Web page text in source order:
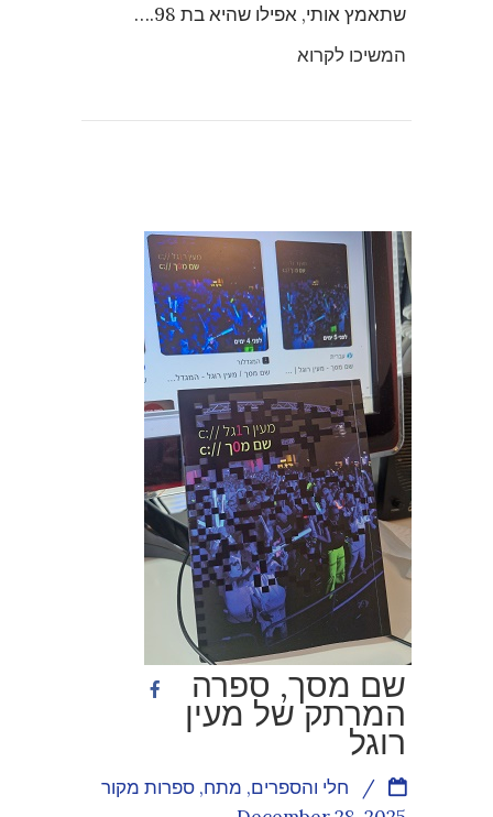
שתאמץ אותי, אפילו שהיא בת 98.…
המשיכו לקרוא
שם מסך, ספרה
המרתק של מעין
רוגל
חלי והספרים, מתח, ספרות מקור
/